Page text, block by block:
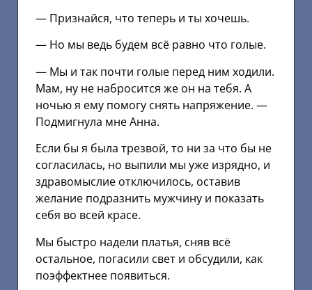
— Признайся, что теперь и ты хочешь.
— Но мы ведь будем всё равно что голые.
— Мы и так почти голые перед ним ходили.
Мам, ну не набросится же он на тебя. А
ночью я ему помогу снять напряжение. —
Подмигнула мне Анна.
Если бы я была трезвой, то ни за что бы не
согласилась, но выпили мы уже изрядно, и
здравомыслие отключилось, оставив
желание подразнить мужчину и показать
себя во всей красе.
Мы быстро надели платья, сняв всё
остальное, погасили свет и обсудили, как
поэффектнее появиться.